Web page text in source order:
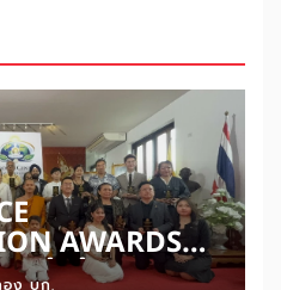
AWARDS
ดชูผู้สร้าง
ง บก.